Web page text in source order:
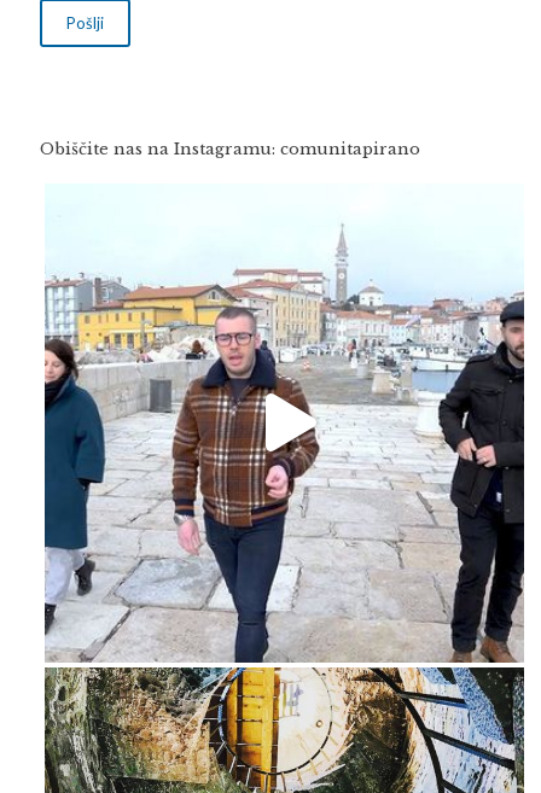
Obiščite nas na Instagramu: comunitapirano
Feb 16